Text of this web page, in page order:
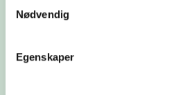
Nødvendig
Egenskaper